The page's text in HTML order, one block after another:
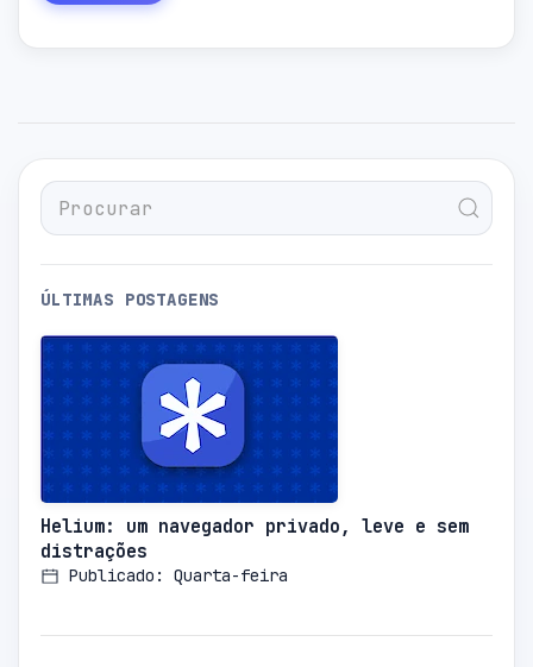
ÚLTIMAS POSTAGENS
Helium: um navegador privado, leve e sem
distrações
Publicado: Quarta-feira